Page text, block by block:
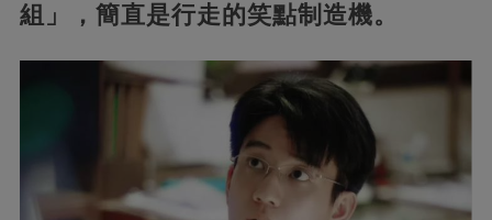
組」，簡直是行走的笑點制造機。